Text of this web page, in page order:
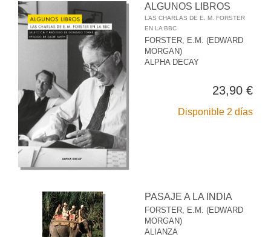
ALGUNOS LIBROS
LAS CHARLAS DE E. M. FORSTER
EN LA BBC
FORSTER, E.M. (EDWARD
MORGAN)
ALPHA DECAY
23,90 €
Disponible 2 días
PASAJE A LA INDIA
FORSTER, E.M. (EDWARD
MORGAN)
ALIANZA